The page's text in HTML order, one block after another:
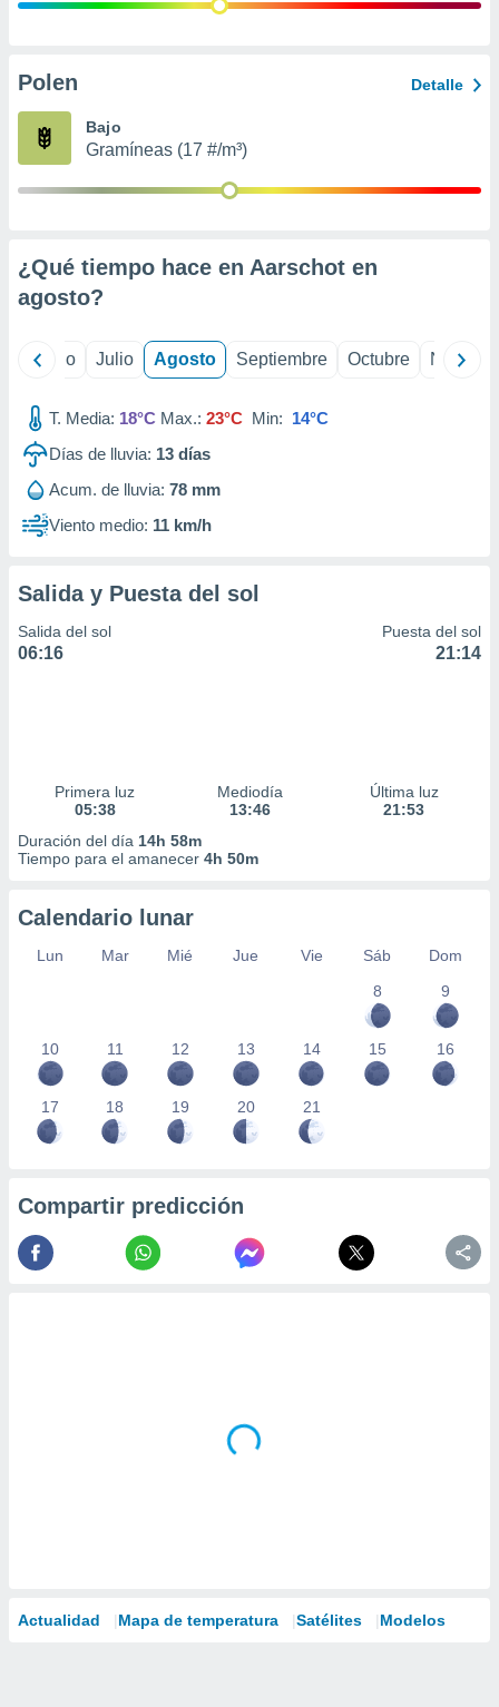
e
publicidad
Polen Detalle
Bajo
Gramíneas (17 #/m³)
¿Qué tiempo hace en Aarschot en
agosto?
Junio Julio Agosto Septiembre Octubre
T. Media: 18°C Max.: 23°C Min: 14°C
Días de lluvia: 13 días
Acum. de lluvia: 78 mm
Viento medio: 11 km/h
Salida y Puesta del sol
Salida del sol
06:16
Puesta del sol
21:14
Primera luz
05:38
Mediodía
13:46
Última luz
21:53
Duración del día 14h 58m
Tiempo para el amanecer 4h 50m
Calendario lunar
Lun Mar Mié Jue Vie Sáb
Dom
8
9
10 11 12 13 14 15 16
17 18 19 20 21
Compartir predicción
Actualidad Mapa de temperatura Satélites Modelos